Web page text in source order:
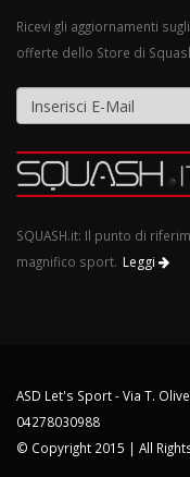
Ricevi gli aggiornamenti
offerte dello Store di
SQUASH.it: Il punto di
magnifico sport. Leggi
ASD Let's Sport - Via T.
04278030988
© Copyright 2015 | All